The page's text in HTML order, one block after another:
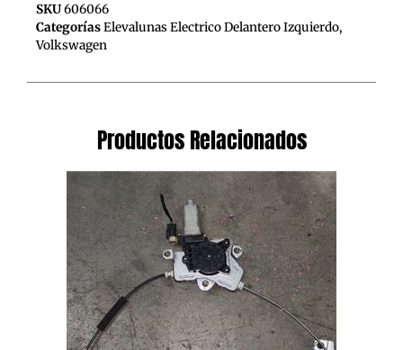
SKU606066
CategoríasElevalunas Electrico Delantero Izquierdo,
Volkswagen
Productos Relacionados